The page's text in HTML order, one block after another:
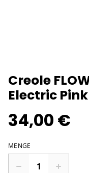
Creole
Electric
34,00 €
MENGE